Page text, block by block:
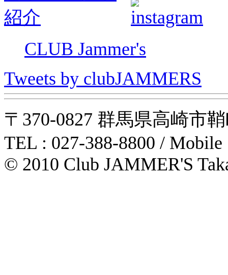
CLUB Jammer's
Tweets by clubJAMMERS
〒370-0827 群馬県高崎市
TEL : 027-388-8800 / Mobile
© 2010 Club JAMMER'S